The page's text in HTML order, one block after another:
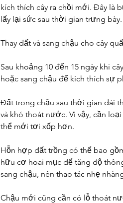
kích thích cây ra chồi mới. Đây là
lấy lại sức sau thời gian trưng bày.
Thay đất và sang chậu cho cây
Sau khoảng 10 đến 15 ngày khi
hoặc sang chậu để kích thích sự
Đất trong chậu sau thời gian dài
và khó thoát nước. Vì vậy, cần
thể mới tơi xốp hơn.
Hỗn hợp đất trồng có thể bao
hữu cơ hoai mục để tăng độ
sang chậu, nên thao tác nhẹ
Chậu mới cũng cần có lỗ thoát